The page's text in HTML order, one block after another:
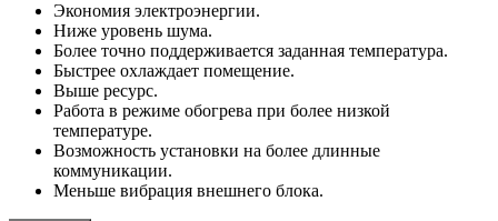
Экономия электроэнергии.
Ниже уровень шума.
Более точно поддерживается заданная температура.
Быстрее охлаждает помещение.
Выше ресурс.
Работа в режиме обогрева при более низкой
температуре.
Возможность установки на более длинные
коммуникации.
Меньше вибрация внешнего блока.